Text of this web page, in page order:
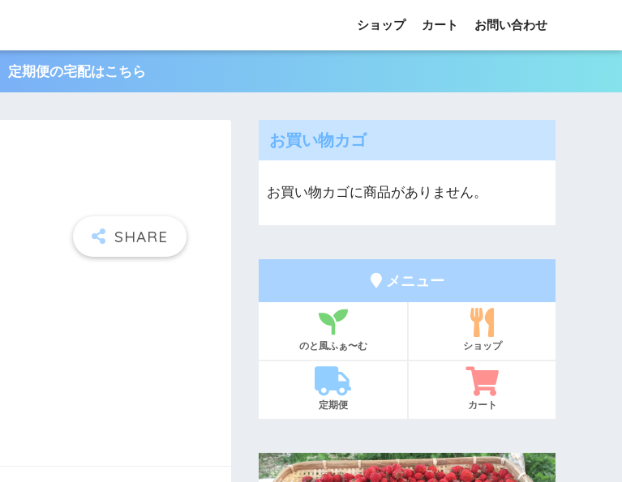
ショップ カート お問い合わせ
定期便の宅配はこちら
お買い物カゴ
お買い物カゴに商品がありません。
メニュー
のと風ふぁ〜む ショップ
定期便 カート